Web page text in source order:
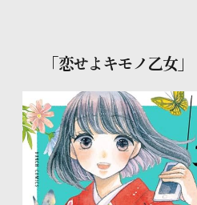
「恋せよキモノ乙女」